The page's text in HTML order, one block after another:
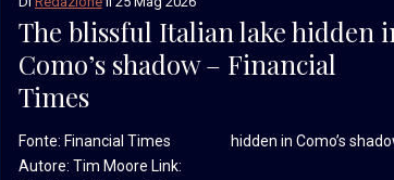
The blissful Italian lake hidden
Como’s shadow – Financial
Times
Fonte: Financial Times
Autore: Tim Moore Link:
hidden in Como’s